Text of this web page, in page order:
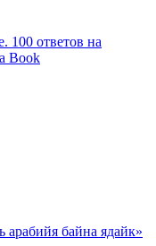
100 ответов на
Book